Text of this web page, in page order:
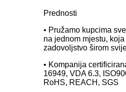
Prednosti
• Pružamo kupcima
na jednom mjestu,
zadovoljstvo širom
• Kompanija
16949, VDA 6.3,
RoHS, REACH, SGS